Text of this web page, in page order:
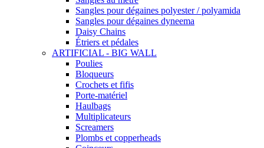
Sangles pour dégaines polyester / polyamida
Sangles pour dégaines dyneema
Daisy Chains
Étriers et pédales
ARTIFICIAL - BIG WALL
Poulies
Bloqueurs
Crochets et fifis
Porte-matériel
Haulbags
Multiplicateurs
Screamers
Plombs et copperheads